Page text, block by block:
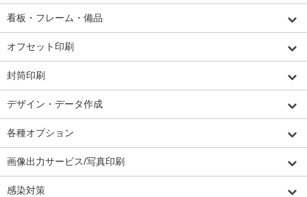
看板・フレーム・備品
オフセット印刷
封筒印刷
デザイン・データ作成
各種オプション
画像出力サービス/写真印刷
感染対策